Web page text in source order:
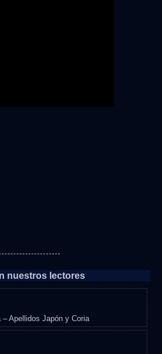
nuestros lectores
Apellidos Japón y Coria